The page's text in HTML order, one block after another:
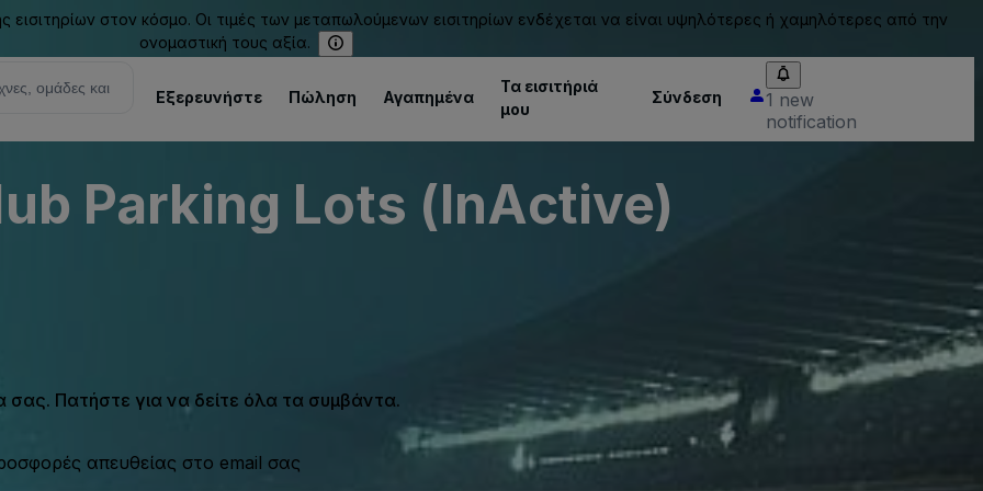
στον κόσμο. Οι τιμές των μεταπωλούμενων εισιτηρίων ενδέχεται να είναι υψηλότερες ή χαμηλότερες από την
ονομαστική τους αξία.
Εξερευνήστε Πώληση Αγαπημένα
Τα εισιτήριά
μου
Σύνδεση
1 new
notification
Parking Lots (InActive)
Πατήστε για να δείτε όλα τα συμβάντα.
απευθείας στο email σας